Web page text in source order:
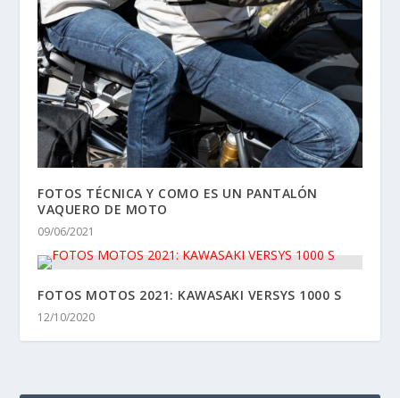
FOTOS TÉCNICA Y COMO ES UN PANTALÓN
VAQUERO DE MOTO
09/06/2021
FOTOS MOTOS 2021: KAWASAKI VERSYS 1000 S
12/10/2020